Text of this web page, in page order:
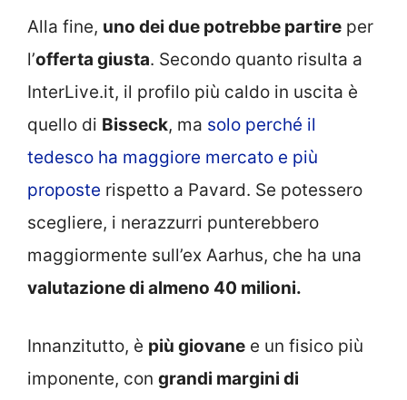
Alla fine, uno dei due potrebbe partire per
l’offerta giusta. Secondo quanto risulta a
InterLive.it, il profilo più caldo in uscita è
quello di Bisseck, ma solo perché il
tedesco ha maggiore mercato e più
proposte rispetto a Pavard. Se potessero
scegliere, i nerazzurri punterebbero
maggiormente sull’ex Aarhus, che ha una
valutazione di almeno 40 milioni.
Innanzitutto, è più giovane e un fisico più
imponente, con grandi margini di